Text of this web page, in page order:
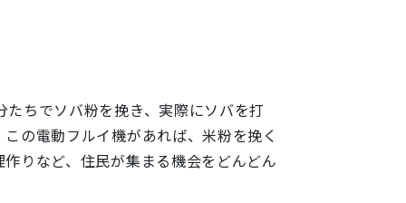
ちでソバ粉を挽き、実際にソバを打
の電動フルイ機があれば、米粉を挽く
りなど、住民が集まる機会をどんどん